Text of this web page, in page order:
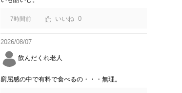
7時間前 0
2026/08/07
飲んだくれ老人
窮屈感の中で有料で食べるの・・・無理。